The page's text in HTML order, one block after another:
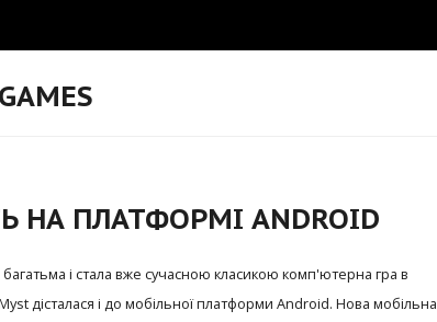
НА ПЛАТФОРМІ ANDROID
і стала вже сучасною класикою комп'ютерна гра в
дісталася і до мобільної платформи Android. Нова мобільна